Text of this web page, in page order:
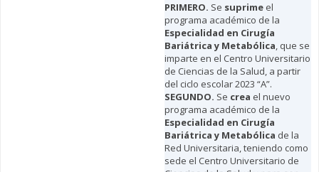
PRIMERO. Se suprimeel
programa académico de la
Especialidad en Cirugía
Bariátrica y Metabólica, que se
imparte en el Centro Universitario
de Ciencias de la Salud, a partir
del ciclo escolar 2023 “A”.
SEGUNDO. Se crea el nuevo
programa académico de la
Especialidad en Cirugía
Bariátrica y Metabólica de la
Red Universitaria, teniendo como
sede el Centro Universitario de